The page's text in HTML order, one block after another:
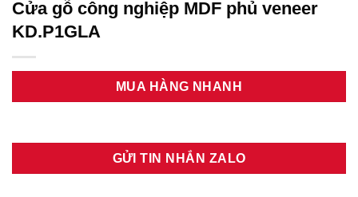
Cửa gỗ công nghiệp MDF phủ veneer
KD.P1GLA
MUA HÀNG NHANH
GỬI TIN NHẮN ZALO